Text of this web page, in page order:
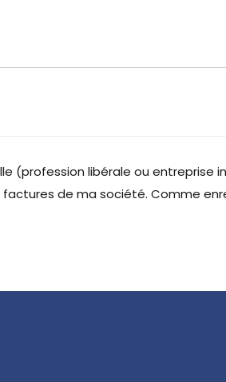
(profession libérale ou entreprise
de ma société. Comme